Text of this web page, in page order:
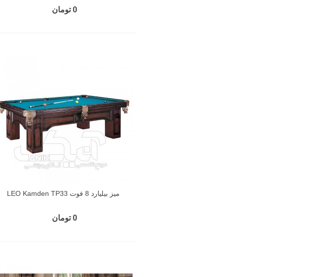
0 تومان
میز بیلیارد 8 فوت LEO Kamden TP33
0 تومان